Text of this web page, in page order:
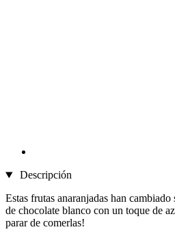
Descripción
Estas frutas anaranjadas han
de chocolate blanco con un toque de
parar de comerlas!